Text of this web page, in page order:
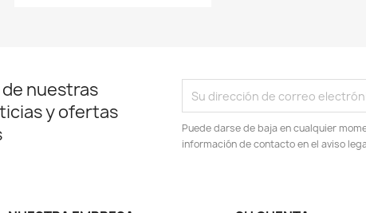
nuestras
y ofertas
Puede darse de baja en cualquier
información de contacto en el aviso